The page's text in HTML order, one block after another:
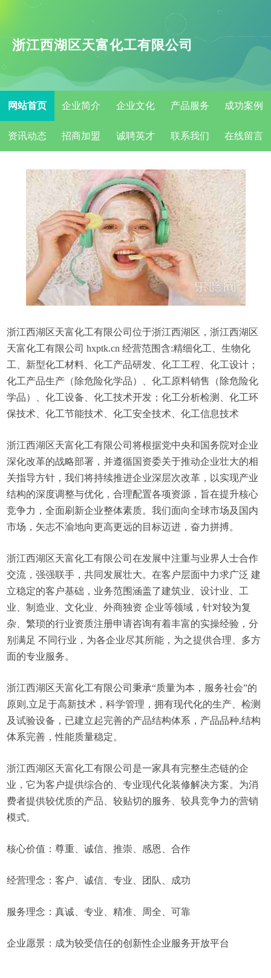
浙江西湖区天富化工有限公司
网站首页 企业简介 企业文化 产品服务 成功案例
资讯动态 招商加盟 诚聘英才 联系我们 在线留言
浙江西湖区天富化工有限公司位于浙江西湖区，浙江西湖区
天富化工有限公司 hxptk.cn 经营范围含:精细化工、生物化
工、新型化工材料、化工产品研发、化工工程、化工设计；
化工产品生产（除危险化学品）、化工原料销售（除危险化
学品）、化工设备、化工技术开发；化工分析检测、化工环
保技术、化工节能技术、化工安全技术、化工信息技术
浙江西湖区天富化工有限公司将根据党中央和国务院对企业
深化改革的战略部署，并遵循国资委关于推动企业壮大的相
关指导方针，我们将持续推进企业深层次改革，以实现产业
结构的深度调整与优化，合理配置各项资源，旨在提升核心
竞争力，全面刷新企业整体素质。我们面向全球市场及国内
市场，矢志不渝地向更高更远的目标迈进，奋力拼搏。
浙江西湖区天富化工有限公司在发展中注重与业界人士合作
交流，强强联手，共同发展壮大。在客户层面中力求广泛 建
立稳定的客户基础，业务范围涵盖了建筑业、设计业、工
业、制造业、文化业、外商独资 企业等领域，针对较为复
杂、繁琐的行业资质注册申请咨询有着丰富的实操经验，分
别满足 不同行业，为各企业尽其所能，为之提供合理、多方
面的专业服务。
浙江西湖区天富化工有限公司秉承“质量为本，服务社会”的
原则,立足于高新技术，科学管理，拥有现代化的生产、检测
及试验设备，已建立起完善的产品结构体系，产品品种,结构
体系完善，性能质量稳定。
浙江西湖区天富化工有限公司是一家具有完整生态链的企
业，它为客户提供综合的、专业现代化装修解决方案。为消
费者提供较优质的产品、较贴切的服务、较具竞争力的营销
模式。
核心价值：尊重、诚信、推崇、感恩、合作
经营理念：客户、诚信、专业、团队、成功
服务理念：真诚、专业、精准、周全、可靠
企业愿景：成为较受信任的创新性企业服务开放平台